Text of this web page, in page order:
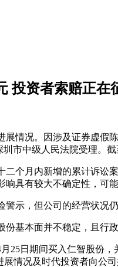
投资者索赔正在
展情况。因涉及证券虚
市中级人民法院受理。
个月内新增的累计诉讼
具有较大不确定性，可
示，但公司的经营状况
份基本面并不稳定，且
25日期间买入仁智股份
情况及时代投资者向公司